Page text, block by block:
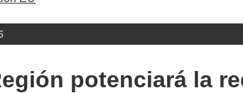
potenciará la